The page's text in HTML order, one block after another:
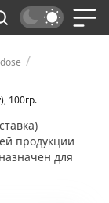
/
100гр.
продукции
для